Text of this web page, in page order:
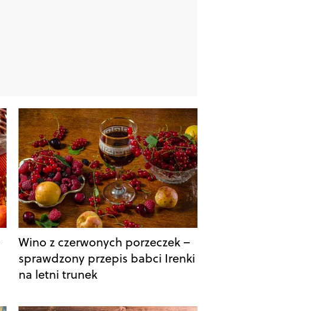
Wino z czerwonych porzeczek –
sprawdzony przepis babci Irenki
na letni trunek